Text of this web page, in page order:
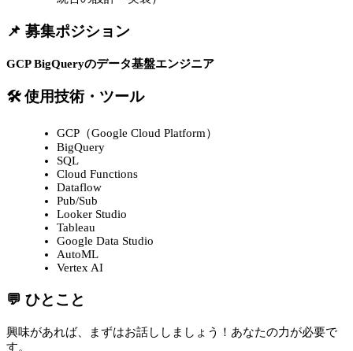
📌 募集ポジション
GCP BigQueryのデータ基盤エンジニア
🛠 使用技術・ツール
GCP（Google Cloud Platform）
BigQuery
SQL
Cloud Functions
Dataflow
Pub/Sub
Looker Studio
Tableau
Google Data Studio
AutoML
Vertex AI
💬 ひとこと
興味があれば、まずはお話ししましょう！あなたの力が必要で
す。